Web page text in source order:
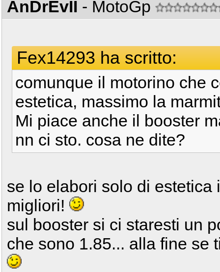
AnDrEvII - MotoGp
Fex14293 ha scritto:
comunque il motorino che
estetica, massimo la
Mi piace anche il booster
nn ci sto. cosa ne dite?
se lo elabori solo di estetica
migliori!
sul booster si ci staresti un
che sono 1.85... alla fine se